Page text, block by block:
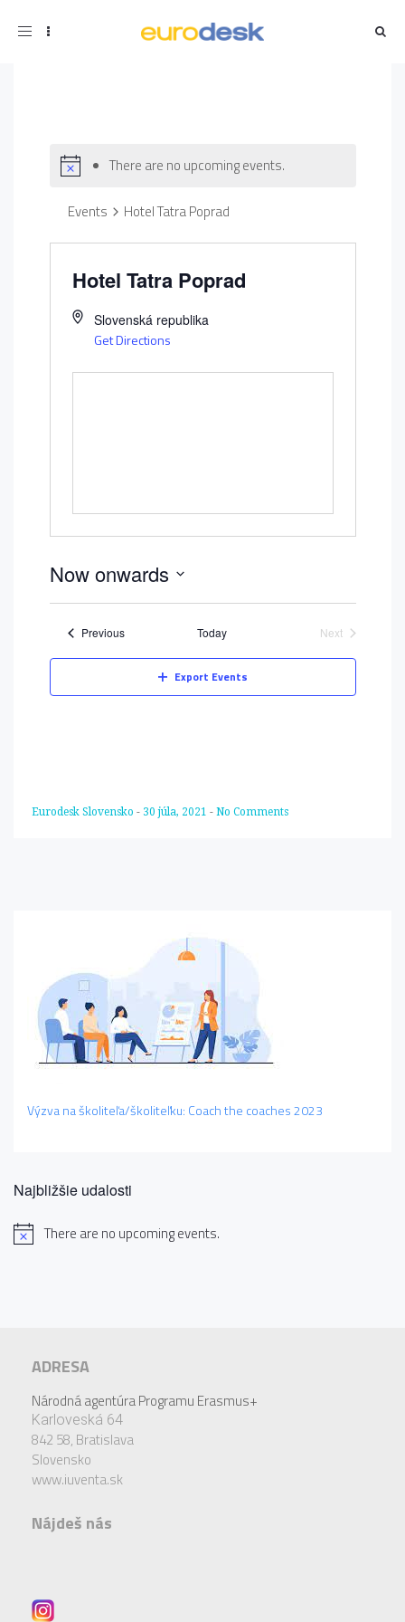
Toggle
There are no upcoming events.
Events Hotel Tatra Poprad
Hotel Tatra Poprad
Slovenská republika
Get Directions
Now onwards
PreviousEvents Today
Next
Export Events
Eurodesk Slovensko - 30 júla, 2021 - No Comments
Výzva na školiteľa/školiteľku: Coach the coaches 2023
Najbližšie udalosti
There are no upcoming events.
ADRESA
Národná agentúra Programu Erasmus+
Karloveská 64
842 58, Bratislava
Slovensko
www.iuventa.sk
Nájdeš nás